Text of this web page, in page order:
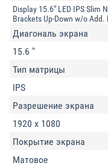
Display 15.6" LED IPS Slim
Brackets Up-Down w/o
Диагональ экрана
15.6 "
Тип матрицы
IPS
Разрешение экрана
1920 x 1080
Покрытие экрана
Матовое